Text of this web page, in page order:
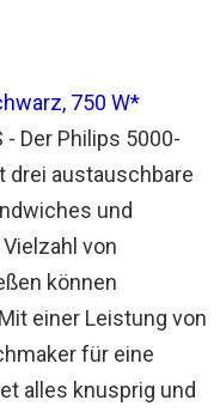
750 W*
- Der Philips 5000-
drei austauschbare
und
von
können
Mit einer Leistung von
für eine
alles knusprig und